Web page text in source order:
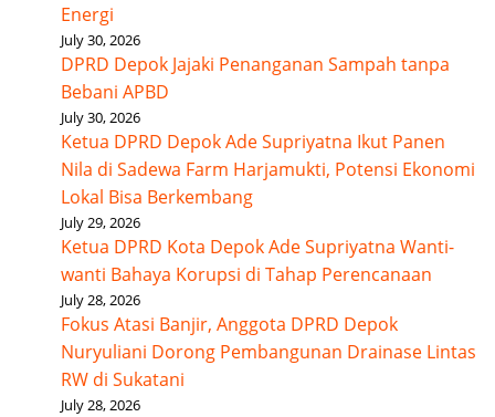
Energi
July 30, 2026
DPRD Depok Jajaki Penanganan Sampah tanpa
Bebani APBD
July 30, 2026
Ketua DPRD Depok Ade Supriyatna Ikut Panen
Nila di Sadewa Farm Harjamukti, Potensi Ekonomi
Lokal Bisa Berkembang
July 29, 2026
Ketua DPRD Kota Depok Ade Supriyatna Wanti-
wanti Bahaya Korupsi di Tahap Perencanaan
July 28, 2026
Fokus Atasi Banjir, Anggota DPRD Depok
Nuryuliani Dorong Pembangunan Drainase Lintas
RW di Sukatani
July 28, 2026